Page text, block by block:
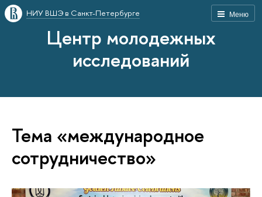
Меню
НИУ ВШЭ в Санкт-Петербурге
Центр молодежных
исследований
Тема «международное
сотрудничество»